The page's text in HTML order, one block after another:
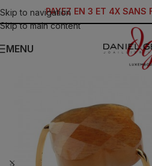
Skip to navigation
Skip to main content
PAYEZ EN 3 ET 4X SANS
MENU